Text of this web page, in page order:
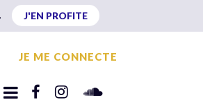
J'EN PROFITE
JE ME CONNECTE